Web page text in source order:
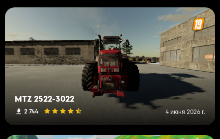
MTZ 2522-3022
2 744 4 июня 2026 г.